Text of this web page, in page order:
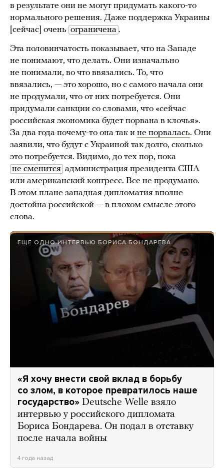
в результате они не могут придумать какого-то
нормального решения. Даже поддержка Украины
[сейчас] очень ограничена .
Эта половинчатость показывает, что на Западе
не понимают, что делать. Они изначально
не понимали, во что ввязались. То, что
ввязались, — это хорошо, но с самого начала они
не продумали, что от них потребуется. Они
придумали санкции со словами, что «сейчас
российская экономика будет порвана в клочья».
За два года почему-то она так и не порвалась. Они
заявили, что будут с Украиной так долго, сколько
это потребуется. Видимо, до тех пор, пока
не сменится администрация президента США
или американский конгресс. Все не продумано.
В этом плане западная дипломатия вполне
достойна российской — в плохом смысле этого
слова.
ЕЩЕ ОДНО ИНТЕРВЬЮ БОРИСА БОНДАРЕВА
«Я хочу внести свой вклад в борьбу
со злом, в которое превратилось наше
государство» Deutsche Welle взяло
интервью у российского дипломата
Бориса Бондарева. Он подал в отставку
после начала войны
4 года назад